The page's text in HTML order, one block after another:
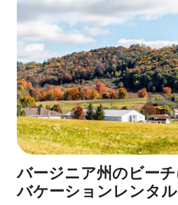
バージニア州のビー
バケーションレンタル